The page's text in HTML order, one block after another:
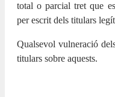
total o parcial tret que
per escrit dels titulars
Qualsevol vulneració
titulars sobre aquests.